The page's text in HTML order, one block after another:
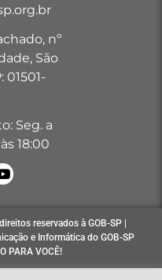
nº
São
01501-
Seg. a
18:00
reservados à GOB-SP |
e Informática do GOB-SP
PARA VOCÊ!